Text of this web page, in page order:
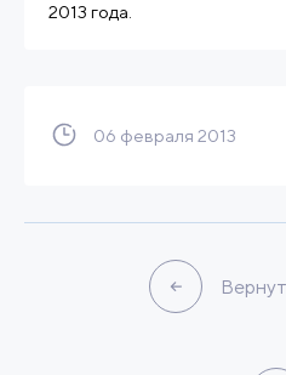
2013 года.
06 февраля 2013